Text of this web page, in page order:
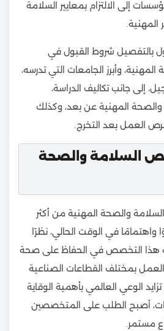
إلى الالتزام بمعايير السلامة
المهنية.
بالتفصيل شروط القبول في
وأبرز الجامعات التي تدرسه،
إلى جانب تكاليف الدراسة،
والصحة المهنية عن بعد، وكذلك
العمل بعد التخرج.
السلامة والصحة
والصحة المهنية من أكثر
واهتمامًا في الوقت الحالي، نظرًا
هذا التخصص في الحفاظ على صحة
العمل بمختلف القطاعات الصناعية
الوعي العالمي بأهمية الوقاية
أصبح الطلب على المتخصصين
مستمر.